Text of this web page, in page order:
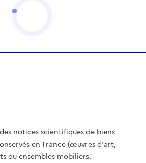
notices scientifiques de biens
en France (œuvres d'art,
ou ensembles mobiliers,